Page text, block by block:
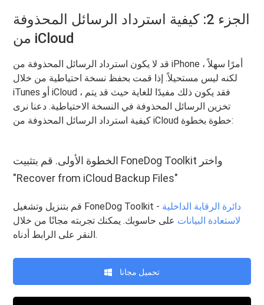
الجزء 2: كيفية استرداد الرسائل المحذوفة
من iCloud
قد لا يكون استرداد الرسائل المحذوفة من iPhone أمرًا سهلاً ،
لكنه ليس مستحيلاً. إذا قمت بحفظ نسخة احتياطية من خلال
iTunes أو iCloud ، فقد يكون ذلك مفيدًا للغاية حيث قد يتم
تخزين الرسائل المحذوفة في النسخة الاحتياطية. دعنا نرى
كيفية استرداد الرسائل المحذوفة من iCloud خطوة بخطوة:
الخطوة الأولى. قم بتثبيت FoneDog Toolkit واختر
"Recover from iCloud Backup Files"
قم بتنزيل وتشغيل FoneDog Toolkit - دائرة الرقابة الداخلية
لاستعادة البيانات على حاسوبك. يمكنك تجربته مجانًا من خلال
النقر على الرابط أدناه.
تحميل مجانا